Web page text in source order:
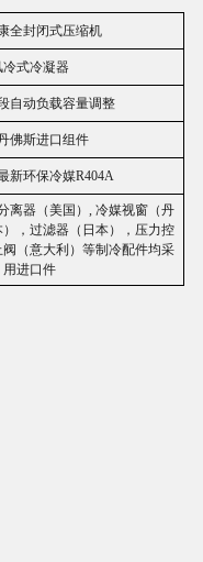
全封闭式压缩机
冷式冷凝器
自动负载容量调整
佛斯进口组件
新环保冷媒R404A
离器（美国）, 冷媒视窗（丹
，过滤器（日本），压力控
（意大利）等制冷配件均采
用进口件